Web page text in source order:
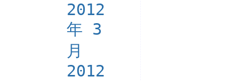
2012
年 3
月
2012